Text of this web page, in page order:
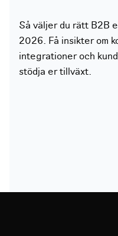
Så väljer du rätt B2B
2026. Få insikter om
integrationer och
stödja er tillväxt.